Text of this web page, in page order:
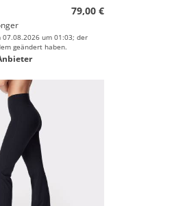
79,00 €
um 01:03; der
geändert haben.